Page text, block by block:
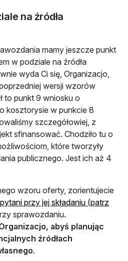
na źródła
mamy jeszcze punkt
w podziale na źródła
wyda Ci się, Organizacjo,
wersji wzorów
to punkt 9 wniosku o
kosztorysie w punkcie 8
szczegółowiej, z
sfinansować. Chodziło tu o
które tworzyły
publicznego. Jest ich aż 4
wzoru oferty, zorientujecie
przy jej składaniu (patrz
sprawozdaniu.
abyś planując
źródłach
.